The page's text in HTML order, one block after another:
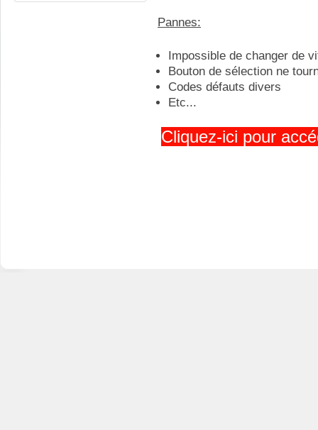
Pannes:
Impossible de changer de
Bouton de sélection ne
Codes défauts divers
Etc...
Cliquez-ici pour